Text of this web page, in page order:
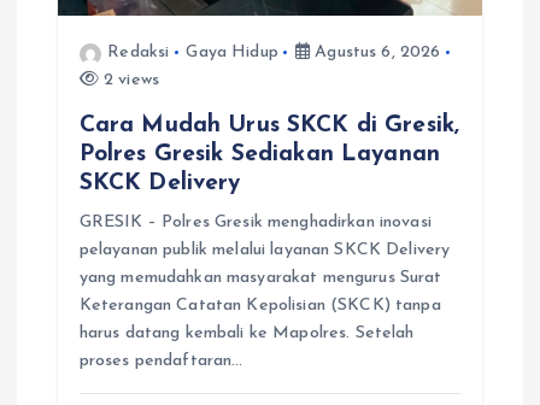
Redaksi Gaya Hidup
Agustus 6, 2026
2 views
Cara Mudah Urus SKCK di Gresik,
Polres Gresik Sediakan Layanan
SKCK Delivery
GRESIK – Polres Gresik menghadirkan inovasi
pelayanan publik melalui layanan SKCK Delivery
yang memudahkan masyarakat mengurus Surat
Keterangan Catatan Kepolisian (SKCK) tanpa
harus datang kembali ke Mapolres. Setelah
proses pendaftaran…